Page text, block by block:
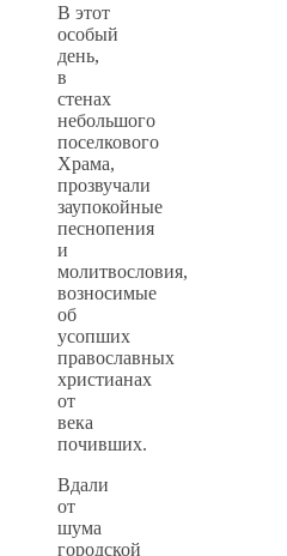
В этот
особый
день,
в
стенах
небольшого
поселкового
Храма,
прозвучали
заупокойные
песнопения
и
молитвословия,
возносимые
об
усопших
православных
христианах
от
века
почивших.
Вдали
от
шума
городской